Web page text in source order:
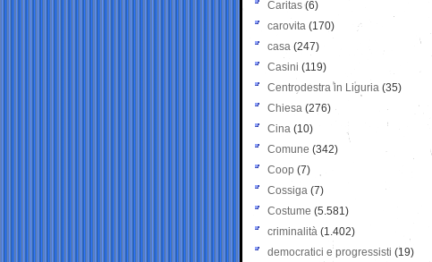
Caritas (6)
carovita (170)
casa (247)
Casini (119)
Centrodestra in Liguria (35)
Chiesa (276)
Cina (10)
Comune (342)
Coop (7)
Cossiga (7)
Costume (5.581)
criminalità (1.402)
democratici e progressisti (19)